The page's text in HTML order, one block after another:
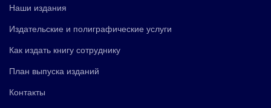
Наши издания
Издательские и полиграфические услуги
Как издать книгу сотруднику
План выпуска изданий
Контакты